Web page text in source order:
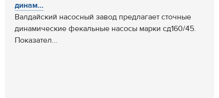
динам...
Валдайский насосный завод предлагает сточные
динамические фекальные насосы марки сд160/45.
Показател...